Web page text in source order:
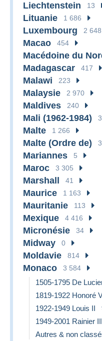
Liechtenstein 13
Lituanie 1 686
Luxembourg 2 648
Macao 454
Macédoine du
Madagascar 417
Malawi 223
Malaysie 2 970
Maldives 240
Mali (1962-1984)
Malte 1 266
Malte (Ordre de)
Mariannes 5
Maroc 3 305
Marshall 41
Maurice 1 163
Mauritanie 113
Mexique 4 416
Micronésie 34
Midway 0
Moldavie 814
Monaco 3 584
1505-1795 De
1819-1922 Honoré
1922-1949 Louis II
1949-2001 Rainier III
Autres & non